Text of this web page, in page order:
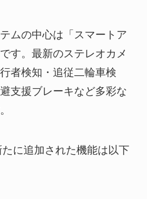
ムの中心は「スマートア
す。最新のステレオカメ
者検知・追従二輪車検
支援ブレーキなど多彩な
に追加された機能は以下